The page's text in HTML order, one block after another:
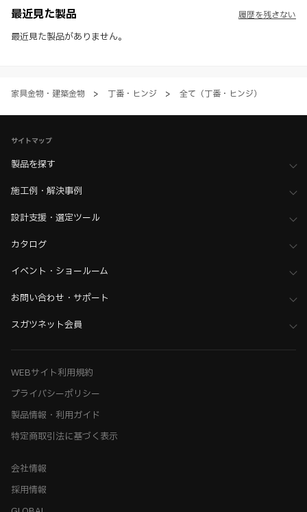
社製品の使用ご検討、又は販売促進目的の利用に限ります。
※ 本WEBサイト製品情報のご利用にあたっては、WEBサイト利用規
約、プライバシーポリシー、製品情報ガイドをご確認いただき、内容の
最近見た製品
最近見た製品がありません。
履歴を残さない
家具金物・建築金物 > 丁番・ヒンジ > 全て（丁番・ヒンジ）
サイトマップ
製品を探す
施工例・解決事例
設計支援・選定ツール
カタログ
イベント・ショールーム
お問い合わせ・サポート
スガツネット会員
WEBサイト利用規約
プライバシーポリシー
製品情報・利用ガイド
特定商取引法に基づく表示
会社情報
採用情報